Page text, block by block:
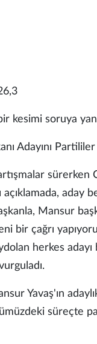
kesimi soruya
Adayını
açıklamada, aday
Mansur
bir çağrı
herkes
Yavaş'ın
süreçte